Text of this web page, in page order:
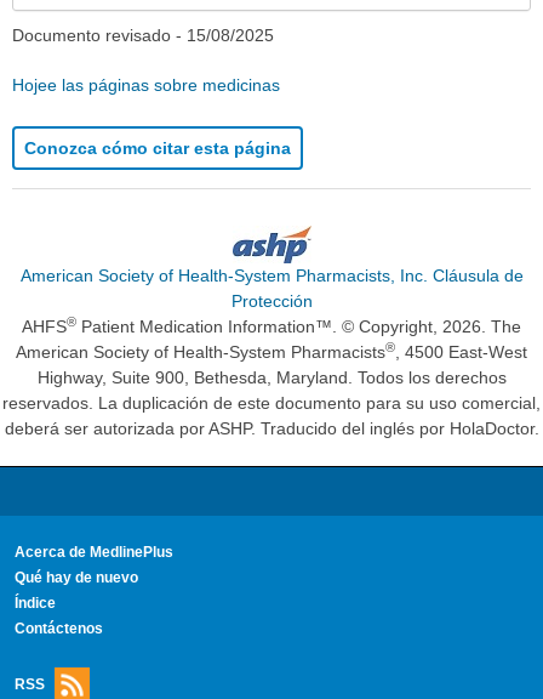
Documento revisado - 15/08/2025
Hojee las páginas sobre medicinas
Conozca cómo citar esta página
American Society of Health-System Pharmacists, Inc. Cláusula de
Protección
AHFS® Patient Medication Information™. © Copyright, 2026. The
American Society of Health-System Pharmacists®, 4500 East-West
Highway, Suite 900, Bethesda, Maryland. Todos los derechos
reservados. La duplicación de este documento para su uso comercial,
deberá ser autorizada por ASHP. Traducido del inglés por HolaDoctor.
Acerca de MedlinePlus
Qué hay de nuevo
Índice
Contáctenos
RSS